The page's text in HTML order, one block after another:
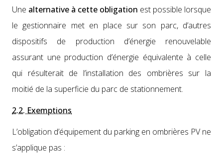
Une alter­na­tive à cette oblig­a­tion est pos­si­ble lorsque
le ges­tion­naire met en place sur son parc, d’autres
dis­posi­tifs de pro­duc­tion d’énergie renou­ve­lable
assur­ant une pro­duc­tion d’énergie équiv­a­lente à celle
qui résul­terait de l’installation des ombrières sur la
moitié de la super­fi­cie du parc de sta­tion­nement.
2.2. Exemptions
L’obligation d’équipement du park­ing en ombrières PV ne
s’applique pas :